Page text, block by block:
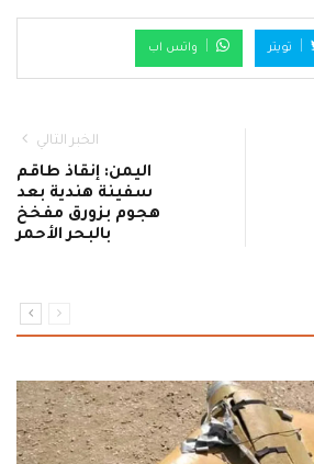
تويتر واتس اب
الخبر التالي
اليمن: إنقاذ طاقم
سفينة هندية بعد
هجوم بزورق مفخخ
بالبحر الأحمر